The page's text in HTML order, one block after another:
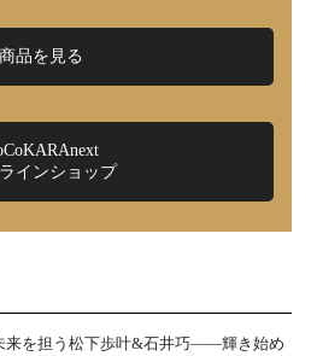
商品を見る
インショップ
来を担う松下歩叶&石井巧――輝き始め